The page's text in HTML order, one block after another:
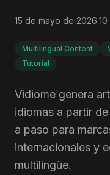
15 de mayo de 2026·10
Multilingual Content
Tutorial
Vidiome genera
idiomas a partir
a paso para
internacionales y
multilingüe.